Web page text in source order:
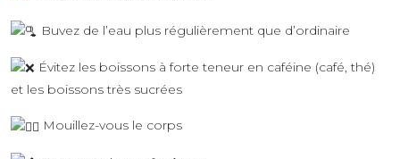
Buvez de l’eau plus régulièrement que d’ordinaire
Évitez les boissons à forte teneur en caféine (café, thé)
et les boissons très sucrées
Mouillez-vous le corps